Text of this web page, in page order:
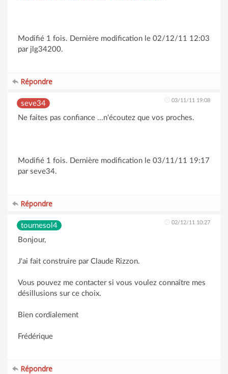
Modifié 1 fois. Dernière modification le 02/12/11 12:03
par jlg34200.
Répondre
seve34 03/11/11 19:08
Ne faites pas confiance ...n'écoutez que vos proches.
Modifié 1 fois. Dernière modification le 03/11/11 19:17
par seve34.
Répondre
tournesol4 02/12/11 10:27
Bonjour,
J'ai fait construire par Claude Rizzon.
Vous pouvez me contacter si vous voulez connaître mes
désillusions sur ce choix.
Bien cordialement
Frédérique
Répondre